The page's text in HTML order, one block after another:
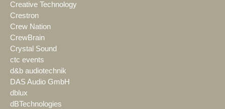
Creative Technology
Crestron
Crew Nation
CrewBrain
Crystal Sound
ctc events
d&b audiotechnik
DAS Audio GmbH
dblux
dBTechnologies